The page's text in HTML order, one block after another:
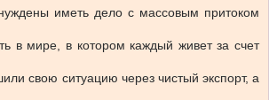
иметь дело с массовым притоком
в мире, в котором каждый живет за счет
свою ситуацию через чистый экспорт, а